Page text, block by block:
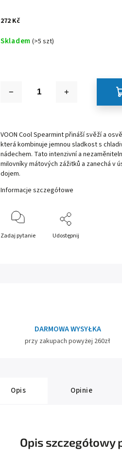
272 Kč
Skladem (>5 szt)
VOON Cool Spearmint přináší svěží a
která kombinuje jemnou sladkost s
nádechem. Tato intenzivní a
milovníky mátových zážitků a zanechá v
dojem.
Informacje szczegółowe
Zadaj pytanie Udostępnij
DARMOWA WYSYŁKA
przy zakupach powyżej 260zł
Opis Opinie
Opis szczegółowy